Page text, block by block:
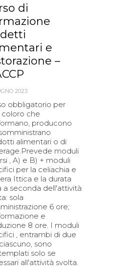
di
e
–
2023
obbligatorio per
che
producono
alimentari o di
moduli
, A) e B) + moduli
per la celiachia e
Ittica e la durata
a seconda dell'attività
sola
6 ore;
e
8 ore. I moduli
, entrambi di due
sono
solo se
all'attività svolta.